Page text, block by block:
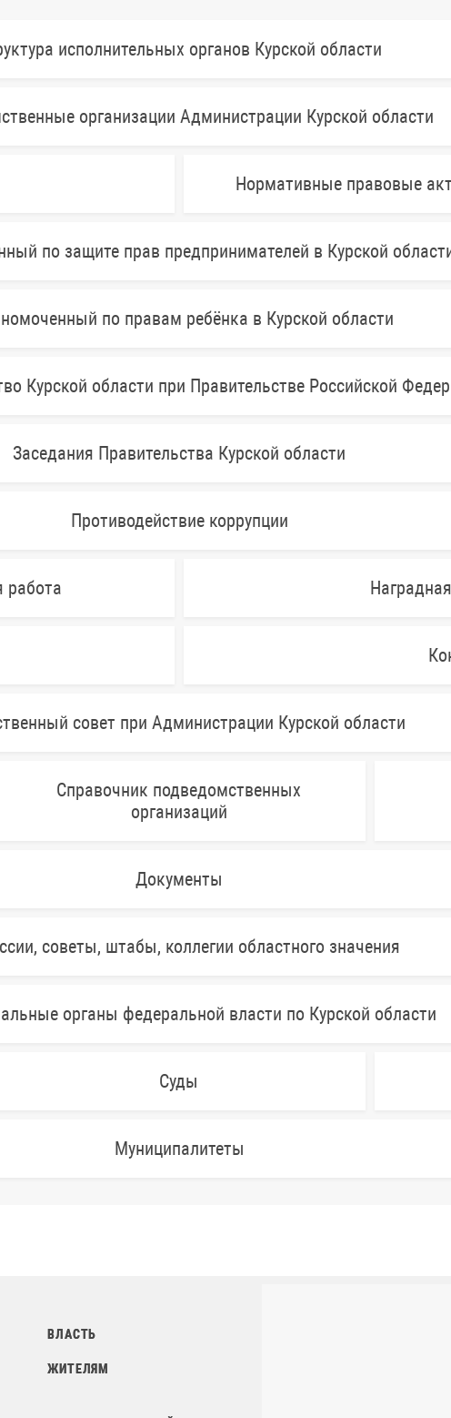
исполнительных органов Курской области
организации Администрации Курской области
Нормативные правовые
по защите прав предпринимателей в Курской
по правам ребёнка в Курской области
Курской области при Правительстве Российской
Заседания Правительства Курской области
Противодействие коррупции
работа
совет при Администрации Курской области
Справочник подведомственных
организаций
Документы
советы, штабы, коллегии областного значения
органы федеральной власти по Курской области
Суды
Муниципалитеты
ВЛАСТЬ
ЖИТЕЛЯМ